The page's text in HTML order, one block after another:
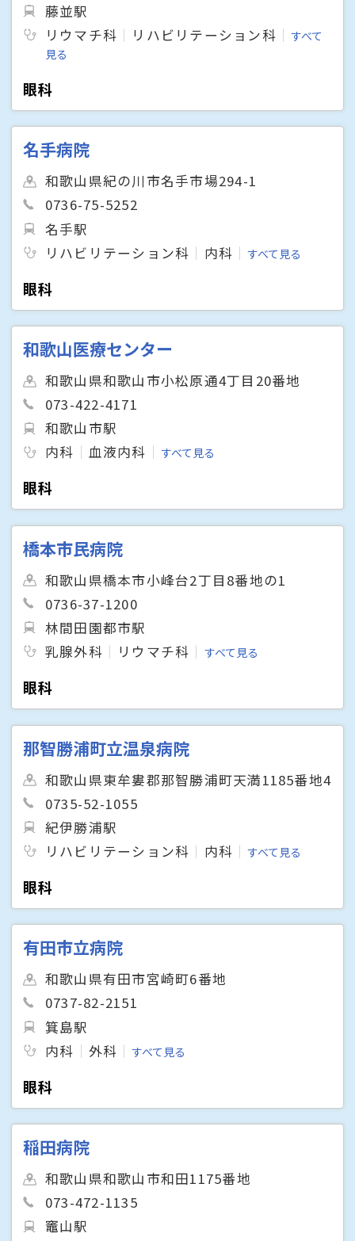
藤並駅
リウマチ科
リハビリテーション科
すべて
見る
眼科
名手病院
和歌山県紀の川市名手市場294-1
0736-75-5252
名手駅
リハビリテーション科
内科 すべて見る
眼科
和歌山医療センター
和歌山県和歌山市小松原通4丁目20番地
073-422-4171
和歌山市駅
内科
血液内科 すべて見る
眼科
橋本市民病院
和歌山県橋本市小峰台2丁目8番地の1
0736-37-1200
林間田園都市駅
乳腺外科
リウマチ科 すべて見る
眼科
那智勝浦町立温泉病院
和歌山県東牟婁郡那智勝浦町天満1185番地4
0735-52-1055
紀伊勝浦駅
リハビリテーション科
内科 すべて見る
眼科
有田市立病院
和歌山県有田市宮崎町6番地
0737-82-2151
箕島駅
内科
外科 すべて見る
眼科
稲田病院
和歌山県和歌山市和田1175番地
073-472-1135
竈山駅